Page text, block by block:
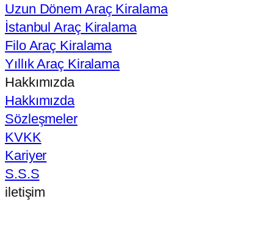
Uzun Dönem Araç Kiralama
İstanbul Araç Kiralama
Filo Araç Kiralama
Yıllık Araç Kiralama
Hakkımızda
Hakkımızda
Sözleşmeler
KVKK
Kariyer
S.S.S
iletişim